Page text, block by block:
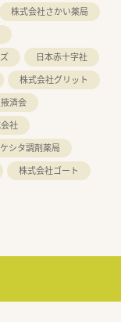
株式会社さかい薬局
日本赤十字社
株式会社グリット
済会
社
シタ調剤薬局
株式会社ゴート